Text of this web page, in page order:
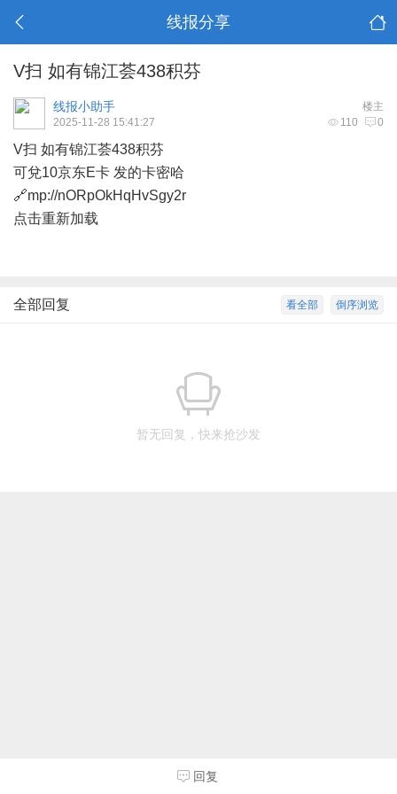
线报分享
V扫 如有锦江荟438积芬
楼主
线报小助手
110 0
2025-11-28 15:41:27
V扫 如有锦江荟438积芬
可兌10京东E卡 发的卡密哈
🔗mp://nORpOkHqHvSgy2r
点击重新加载
倒序浏览
看全部
全部回复
暂无回复，快来抢沙发
回复